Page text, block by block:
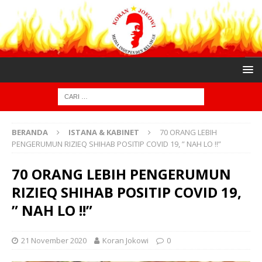
BERANDA ISTANA & KABINET
70 ORANG LEBIH
PENGERUMUN RIZIEQ SHIHAB POSITIP COVID 19, ” NAH LO !!”
70 ORANG LEBIH PENGERUMUN
RIZIEQ SHIHAB POSITIP COVID 19,
” NAH LO !!”
21 November 2020 Koran Jokowi 0